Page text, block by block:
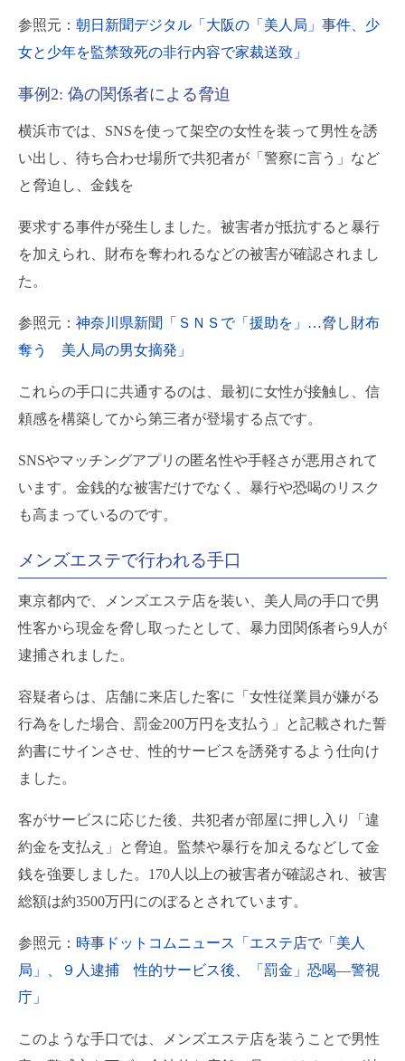
参照元： 朝日新聞デジタル「大阪の「美人局」事件、少
女と少年を監禁致死の非行内容で家裁送致」
事例2: 偽の関係者による脅迫
横浜市では、SNSを使って架空の女性を装って男性を誘
い出し、待ち合わせ場所で共犯者が「警察に言う」など
と脅迫し、金銭を
要求する事件が発生しました。被害者が抵抗すると暴行
を加えられ、財布を奪われるなどの被害が確認されまし
た。
参照元： 神奈川県新聞「ＳＮＳで「援助を」…脅し財布
奪う 美人局の男女摘発」
これらの手口に共通するのは、最初に女性が接触し、信
頼感を構築してから第三者が登場する点です。
SNSやマッチングアプリの匿名性や手軽さが悪用されて
います。金銭的な被害だけでなく、暴行や恐喝のリスク
も高まっているのです。
メンズエステで行われる手口
東京都内で、メンズエステ店を装い、美人局の手口で男
性客から現金を脅し取ったとして、暴力団関係者ら9人が
逮捕されました。
容疑者らは、店舗に来店した客に「女性従業員が嫌がる
行為をした場合、罰金200万円を支払う」と記載された誓
約書にサインさせ、性的サービスを誘発するよう仕向け
ました。
客がサービスに応じた後、共犯者が部屋に押し入り「違
約金を支払え」と脅迫。監禁や暴行を加えるなどして金
銭を強要しました。170人以上の被害者が確認され、被害
総額は約3500万円にのぼるとされています。
参照元： 時事ドットコムニュース「エステ店で「美人
局」、９人逮捕 性的サービス後、「罰金」恐喝―警視
庁」
このような手口では、メンズエステ店を装うことで男性